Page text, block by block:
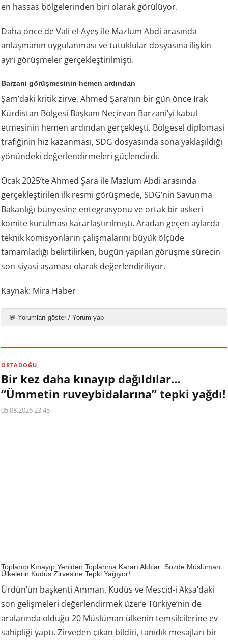
en hassas bölgelerinden biri olarak görülüyor.
Daha önce de Vali el-Ayeş ile Mazlum Abdi arasında
anlaşmanın uygulanması ve tutuklular dosyasına ilişkin
ayrı görüşmeler gerçekleştirilmişti.
Barzani görüşmesinin hemen ardından
Şam’daki kritik zirve, Ahmed Şara’nın bir gün önce Irak
Kürdistan Bölgesi Başkanı Neçirvan Barzani’yi kabul
etmesinin hemen ardından gerçekleşti. Bölgesel diplomasi
trafiğinin hız kazanması, SDG dosyasında sona yaklaşıldığı
yönündeki değerlendirmeleri güçlendirdi.
Ocak 2025’te Ahmed Şara ile Mazlum Abdi arasında
gerçekleştirilen ilk resmi görüşmede, SDG’nin Savunma
Bakanlığı bünyesine entegrasyonu ve ortak bir askeri
komite kurulması kararlaştırılmıştı. Aradan geçen aylarda
teknik komisyonların çalışmalarını büyük ölçüde
tamamladığı belirtilirken, bugün yapılan görüşme sürecin
son siyasi aşaması olarak değerlendiriliyor.
Kaynak: Mira Haber
💬 Yorumları göster / Yorum yap
ORTADOĞU
Bir kez daha kınayıp dağıldılar…
“Ümmetin ruveybidalarına” tepki yağdı!
05.08.2026 23:45
Toplanıp Kınayıp Yeniden Toplanma Kararı Aldılar: Sözde Müslüman
Ülkelerin Kudüs Zirvesine Tepki Yağıyor!
Ürdün’ün başkenti Amman, Kudüs ve Mescid-i Aksa’daki
son gelişmeleri değerlendirmek üzere Türkiye’nin de
aralarında olduğu 20 Müslüman ülkenin temsilcilerine ev
sahipliği yaptı. Zirveden çıkan bildiri, tanıdık mesajları bir